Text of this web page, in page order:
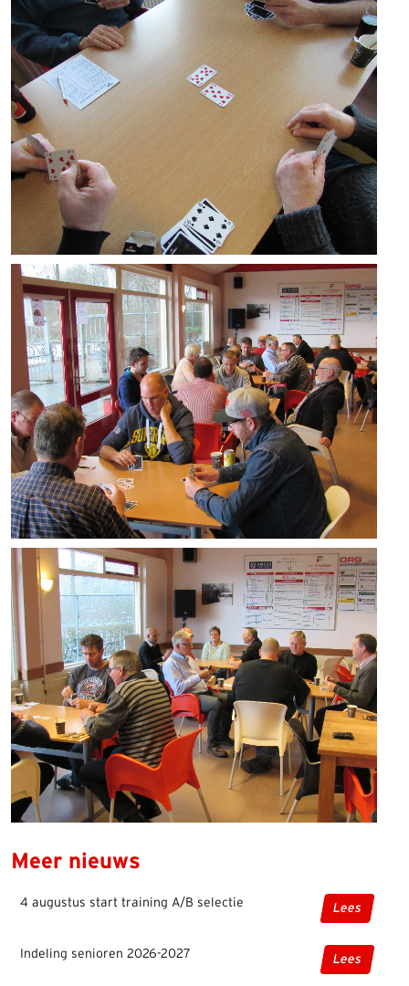
Meer nieuws
4 augustus start training A/B selectie Lees
Indeling senioren 2026-2027 Lees